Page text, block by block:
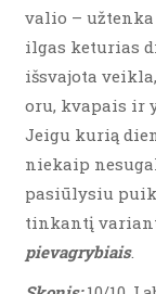
valio –
ilgas keturias
išsvajota
oru, kvapais ir
Jeigu kurią
niekaip
pasiūlysiu
tinkantį
pievagrybiais.